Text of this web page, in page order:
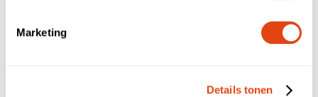
Marketing
Details tonen